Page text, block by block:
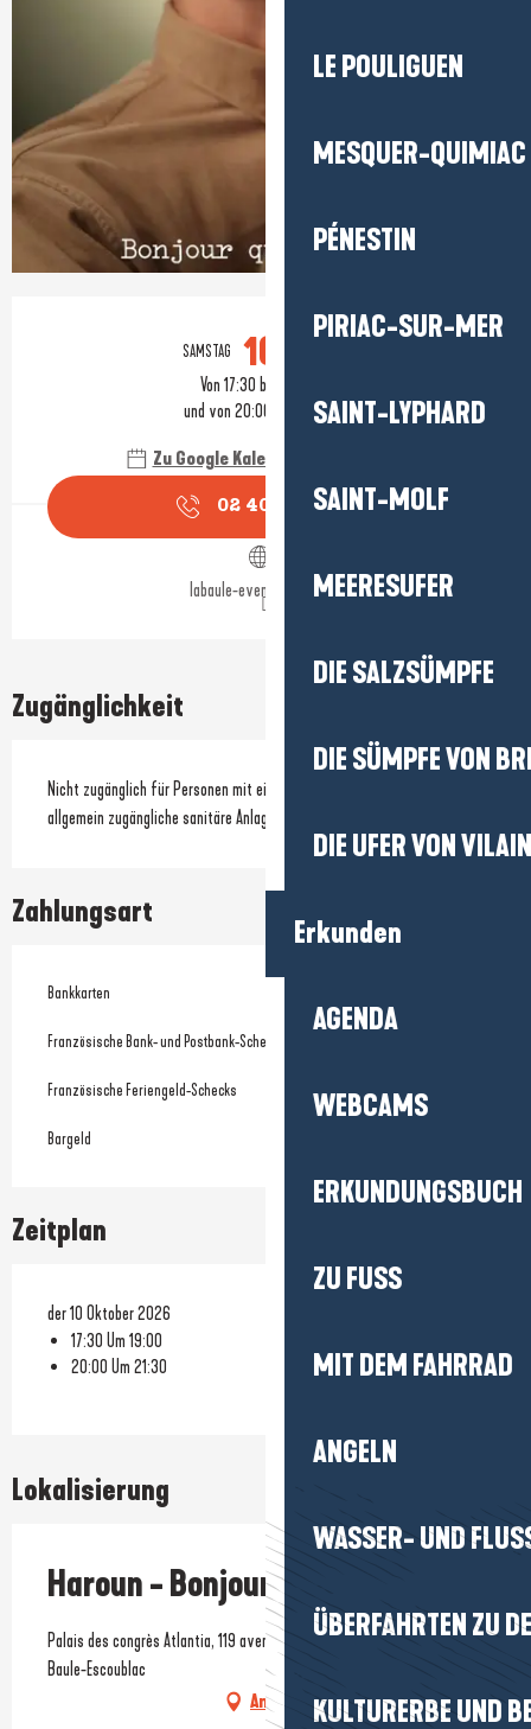
LE POULIGUEN
MESQUER-QUIMIAC
PÉNESTIN
PIRIAC-SUR-MER
SAINT-LYPHARD
SAINT-MOLF
MEERESUFER
DIE SALZSÜMPFE
DIE SÜMPFE VON
DIE UFER VON
Erkunden
AGENDA
WEBCAMS
ERKUNDUNGSBUCH
ZU FUSS
MIT DEM FAHRRAD
ANGELN
WASSER- UND
ÜBERFAHRTEN ZU
KULTURERBE UND
Öffnungszeiten & Kontaktdaten
SAMSTAG 10.
Von 17:30 bis zu 19:00
und von 20:00 bis zu 21:30
Zu Google Kalender hinzufügen
02 40 11 51▒▒
labaule-evenements.com
Zugänglichkeit
Nicht zugänglich für Personen mit eingeschränkter Mobilität
allgemein zugängliche sanitäre Anlagen
Zahlungsart
Bankkarten
Französische Bank- und Postbank-Schecks
Französische Feriengeld-Schecks
Bargeld
Zeitplan
der 10 Oktober 2026
17:30 Um 19:00
20:00 Um 21:30
Lokalisierung
Haroun - Bonjour quand même
Palais des congrès Atlantia, 119 avenue de Lattre de tassigny, 44500 La
Baule-Escoublac
Anfahrt